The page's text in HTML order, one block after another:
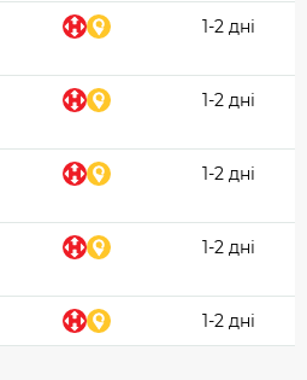
1-2 дні
1-2 дні
1-2 дні
1-2 дні
1-2 дні